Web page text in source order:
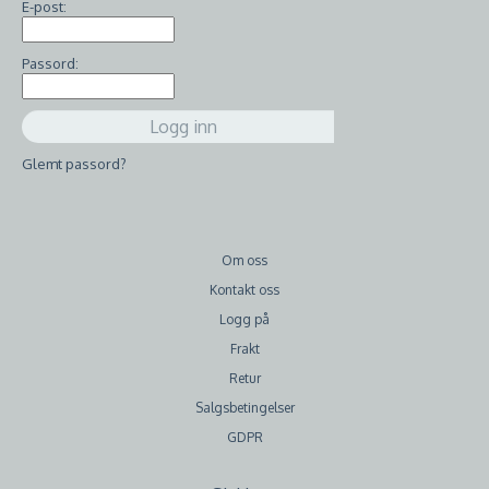
E-post:
Passord:
Glemt passord?
Om oss
Kontakt oss
Logg på
Frakt
Retur
Salgsbetingelser
GDPR